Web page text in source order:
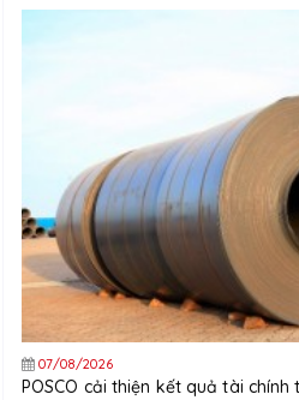
07/08/2026
POSCO cải thiện kết quả tài